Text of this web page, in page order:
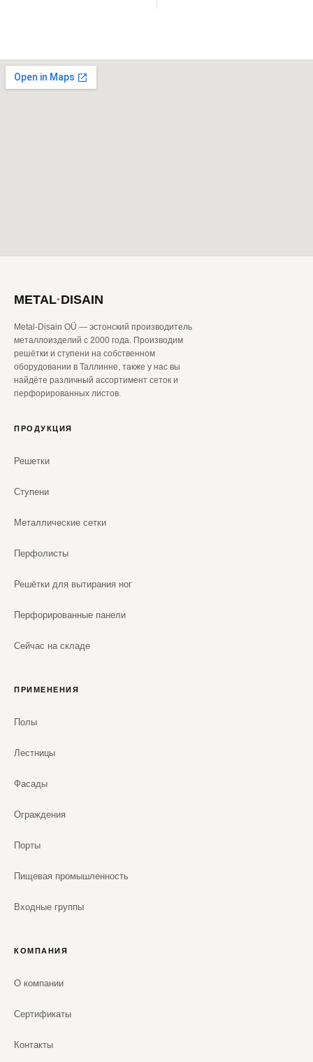
METAL·DISAIN
Metal-Disain OÜ — эстонский производитель
металлоизделий с 2000 года. Производим
решётки и ступени на собственном
оборудовании в Таллинне, также у нас вы
найдёте различный ассортимент сеток и
перфорированных листов.
ПРОДУКЦИЯ
Решетки
Ступени
Металлические сетки
Перфолисты
Решётки для вытирания ног
Перфорированные панели
Сейчас на складе
ПРИМЕНЕНИЯ
Полы
Лестницы
Фасады
Ограждения
Порты
Пищевая промышленность
Входные группы
КОМПАНИЯ
О компании
Сертификаты
Контакты